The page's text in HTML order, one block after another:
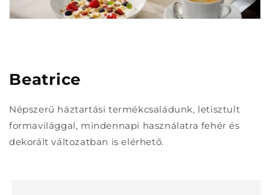
Beatrice
Népszerű háztartási termékcsaládunk, letisztult
formavilággal, mindennapi használatra fehér és
dekorált változatban is elérhető.